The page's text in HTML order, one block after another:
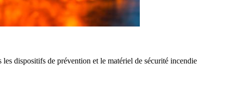
dispositifs de prévention et le matériel de sécurité incendie